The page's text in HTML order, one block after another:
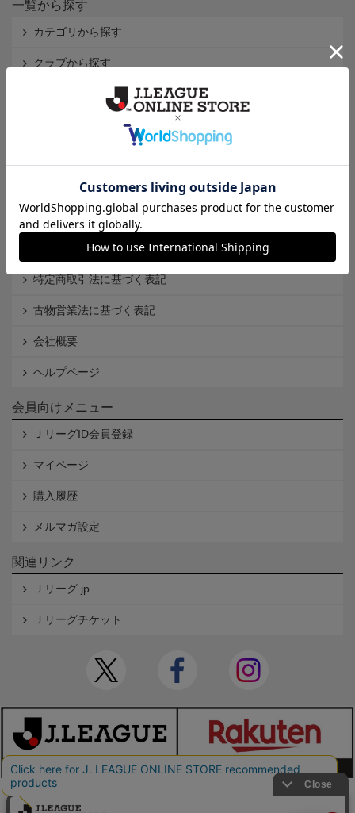
一覧から探す
カテゴリから探す
クラブから探す
Ｊ2
インフォメーション
個人情報保護方針
Cookieポリシー
特定商取引法に基づく表記
古物営業法に基づく表記
会社概要
ヘルプページ
会員向けメニュー
ＪリーグID会員登録
マイページ
購入履歴
メルマガ設定
関連リンク
Ｊリーグ.jp
Ｊリーグチケット